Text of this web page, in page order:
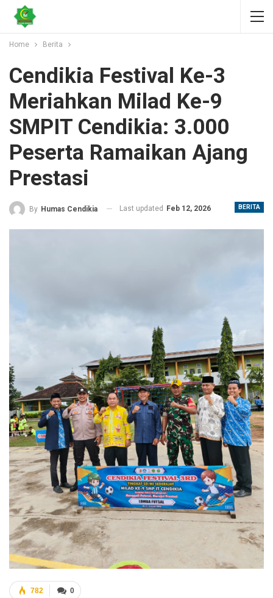
Home Berita
Cendikia Festival Ke-3
Meriahkan Milad Ke-9
SMPIT Cendikia: 3.000
Peserta Ramaikan Ajang
Prestasi
BERITA
By Humas Cendikia Last updated Feb 12, 2026
0
782